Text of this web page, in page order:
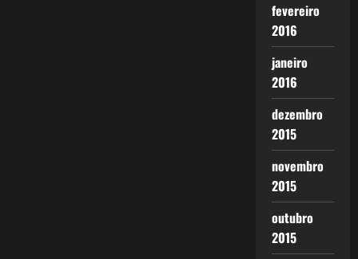
fevereiro
2016
janeiro
2016
dezembro
2015
novembro
2015
outubro
2015